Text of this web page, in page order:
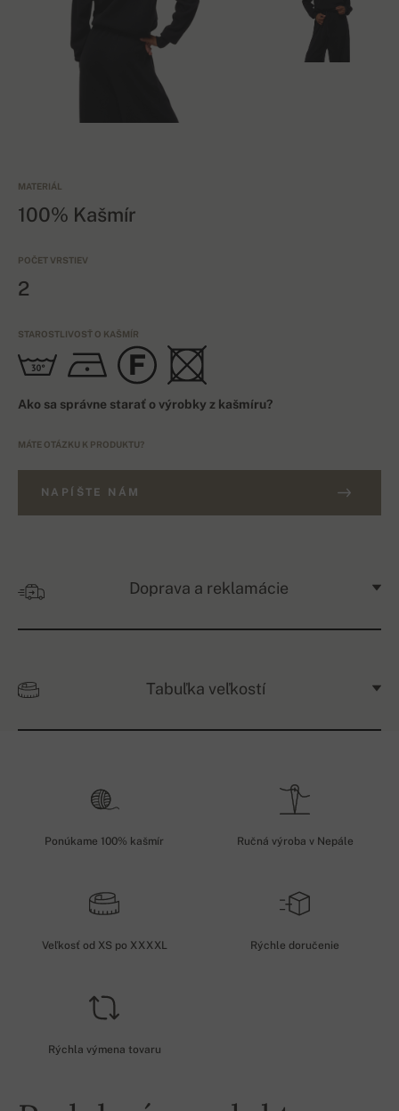
MATERIÁL
100% Kašmír
POČET VRSTIEV
2
STAROSTLIVOSŤ O KAŠMÍR
Ako sa správne starať o výrobky z kašmíru?
MÁTE OTÁZKU K PRODUKTU?
NAPÍŠTE NÁM
Doprava a reklamácie
Tabuľka veľkostí
Ponúkame 100% kašmír Ručná výroba v Nepále
Veľkosť od XS po XXXXL Rýchle doručenie
Rýchla výmena tovaru